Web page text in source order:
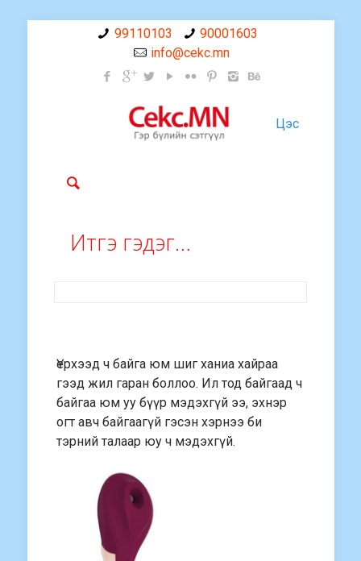
99110103
90001603
info@cekc.mn
Цэс
Итгэ гэдэг…
Үерхээд ч байга юм шиг ханиа хайраа
гээд жил гаран боллоо. Ил тод байгаад ч
байгаа юм уу бүүр мэдэхгүй ээ, эхнэр
огт авч байгаагүй гэсэн хэрнээ би
тэрний талаар юу ч мэдэхгүй.